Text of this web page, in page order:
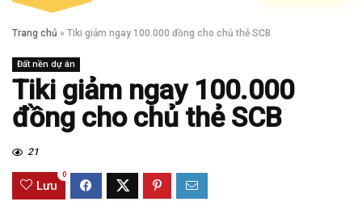
Trang chủ » Tiki giảm ngay 100.000 đồng cho chủ thẻ SCB
Đất nền dự án
Tiki giảm ngay 100.000
đồng cho chủ thẻ SCB
21
Lưu
0